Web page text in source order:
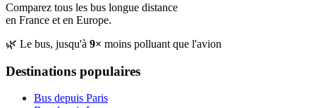
Comparez tous les bus longue distance
en France et en Europe.
🌿 Le bus, jusqu'à 9× moins polluant que l'avion
Destinations populaires
Bus depuis Paris